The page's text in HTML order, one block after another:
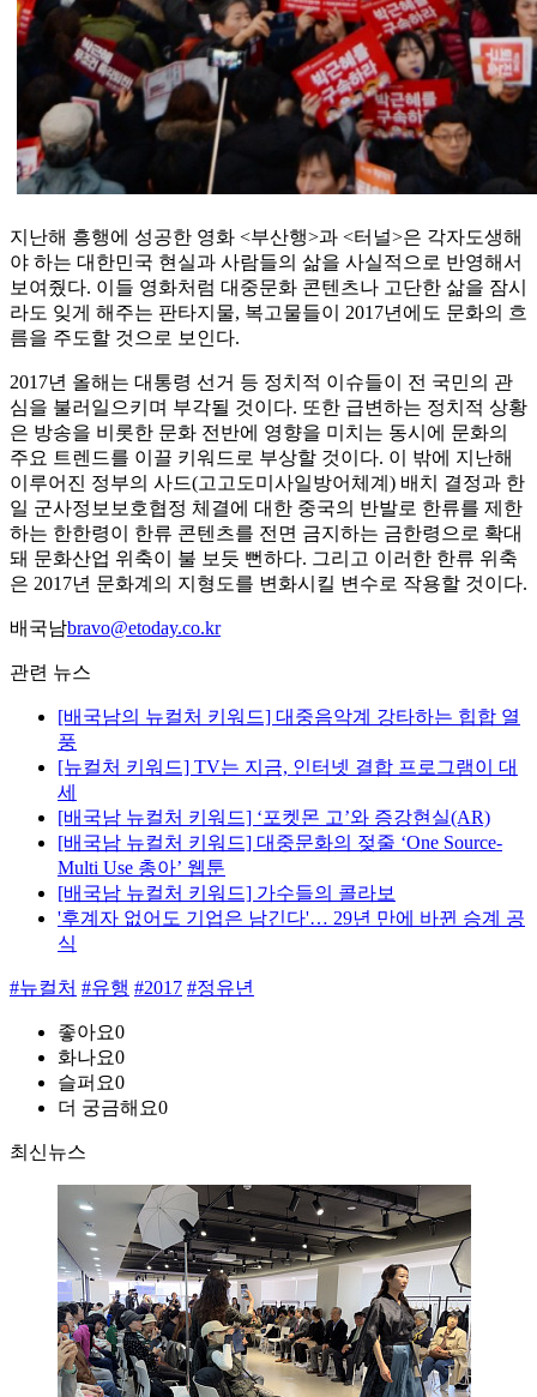
지난해 흥행에 성공한 영화 <부산행>과 <터널>은 각자도생해
야 하는 대한민국 현실과 사람들의 삶을 사실적으로 반영해서
보여줬다. 이들 영화처럼 대중문화 콘텐츠나 고단한 삶을 잠시
라도 잊게 해주는 판타지물, 복고물들이 2017년에도 문화의 흐
름을 주도할 것으로 보인다.
2017년 올해는 대통령 선거 등 정치적 이슈들이 전 국민의 관
심을 불러일으키며 부각될 것이다. 또한 급변하는 정치적 상황
은 방송을 비롯한 문화 전반에 영향을 미치는 동시에 문화의
주요 트렌드를 이끌 키워드로 부상할 것이다. 이 밖에 지난해
이루어진 정부의 사드(고고도미사일방어체계) 배치 결정과 한
일 군사정보보호협정 체결에 대한 중국의 반발로 한류를 제한
하는 한한령이 한류 콘텐츠를 전면 금지하는 금한령으로 확대
돼 문화산업 위축이 불 보듯 뻔하다. 그리고 이러한 한류 위축
은 2017년 문화계의 지형도를 변화시킬 변수로 작용할 것이다.
배국남bravo@etoday.co.kr
관련 뉴스
[배국남의 뉴컬처 키워드] 대중음악계 강타하는 힙합 열
풍
[뉴컬처 키워드] TV는 지금, 인터넷 결합 프로그램이 대
세
[배국남 뉴컬처 키워드] ‘포켓몬 고’와 증강현실(AR)
[배국남 뉴컬처 키워드] 대중문화의 젖줄 ‘One Source-
Multi Use 총아’ 웹툰
[배국남 뉴컬처 키워드] 가수들의 콜라보
'후계자 없어도 기업은 남긴다'… 29년 만에 바뀐 승계 공
식
#뉴컬처 #유행 #2017 #정유년
좋아요0
화나요0
슬퍼요0
더 궁금해요0
최신뉴스